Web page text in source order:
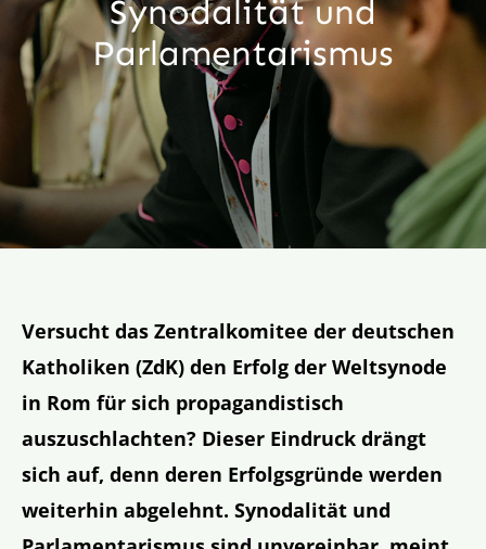
Aktion
Veröffentlichungen
Synodalität und
Parlamentaris­mus
Versucht das Zentralkomitee der deutschen
Katholiken (ZdK) den Erfolg der Weltsynode
in Rom für sich propagandistisch
auszuschlachten? Dieser Eindruck drängt
sich auf, denn deren Erfolgsgründe werden
weiterhin abgelehnt. Synodalität und